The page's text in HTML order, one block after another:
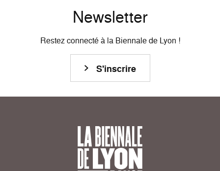
Newsletter
Restez connecté à la Biennale de Lyon !
S'inscrire